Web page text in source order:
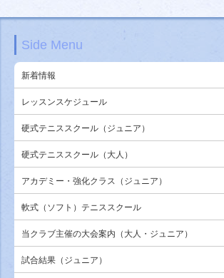
Side Menu
新着情報
レッスンスケジュール
硬式テニススクール（ジュニア）
硬式テニススクール（大人）
アカデミー・強化クラス（ジュニア）
軟式（ソフト）テニススクール
当クラブ主催の大会案内（大人・ジュニア）
試合結果（ジュニア）